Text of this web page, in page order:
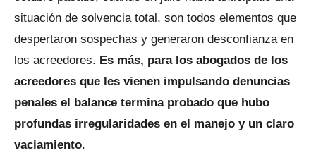
situación de solvencia total, son todos elementos que
despertaron sospechas y generaron desconfianza en
los acreedores. Es más, para los abogados de los
acreedores que les vienen impulsando denuncias
penales el balance termina probado que hubo
profundas irregularidades en el manejo y un claro
vaciamiento.